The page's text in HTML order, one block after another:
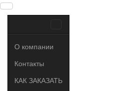
О компании
Контакты
КАК ЗАКАЗАТЬ